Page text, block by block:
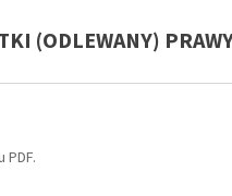
(ODLEWANY)